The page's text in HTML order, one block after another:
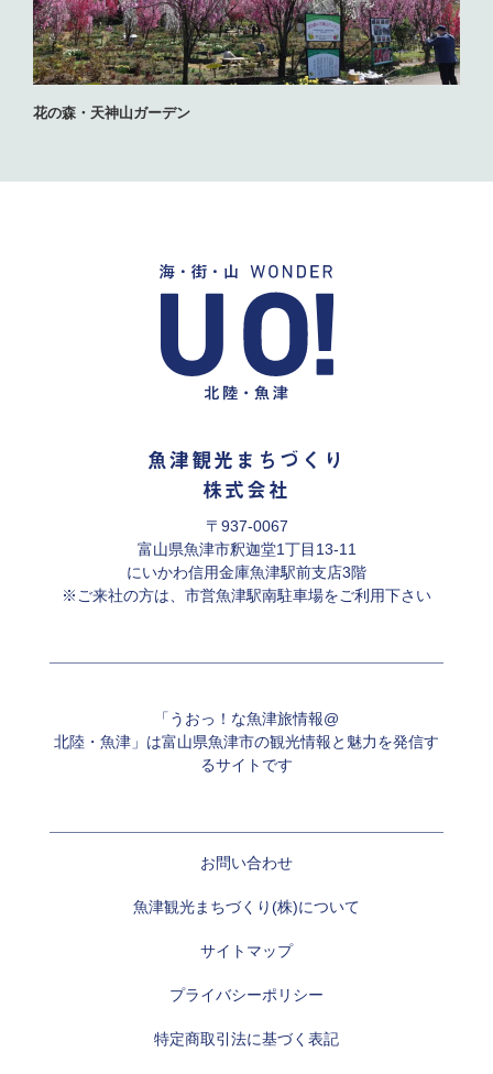
花の森・天神山ガーデン
魚津観光まちづくり
株式会社
〒937-0067
富山県魚津市釈迦堂1丁目13-11
にいかわ信用金庫魚津駅前支店3階
※ご来社の方は、市営魚津駅南駐車場をご利用下さい
「うおっ！な魚津旅情報@
北陸・魚津」は富山県魚津市の観光情報と魅力を発信す
るサイトです
お問い合わせ
魚津観光まちづくり(株)について
サイトマップ
プライバシーポリシー
特定商取引法に基づく表記